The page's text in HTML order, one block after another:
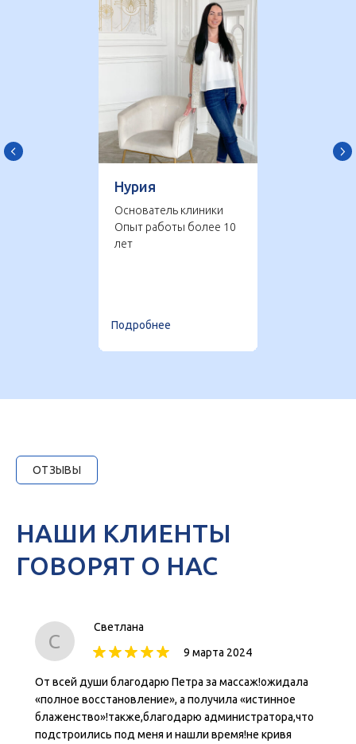
Нурия
Основатель клиники
Опыт работы более 10
лет
Подробнее
ОТЗЫВЫ
НАШИ КЛИЕНТЫ
ГОВОРЯТ О НАС
От всей души благодарю Петра за массаж!ожидала
«полное восстановление», а получила «истинное
блаженство»!также,благодарю администратора,что
подстроились под меня и нашли время!не кривя
9 марта 2024
Светлана
С